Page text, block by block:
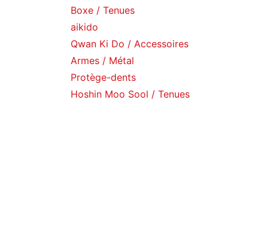
Boxe / Tenues
aikido
Qwan Ki Do / Accessoires
Armes / Métal
Protège-dents
Hoshin Moo Sool / Tenues